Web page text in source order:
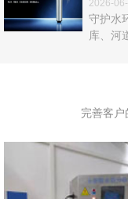
2026-
守护水
库、河
时在
叶绿
无试剂
线监
完善客